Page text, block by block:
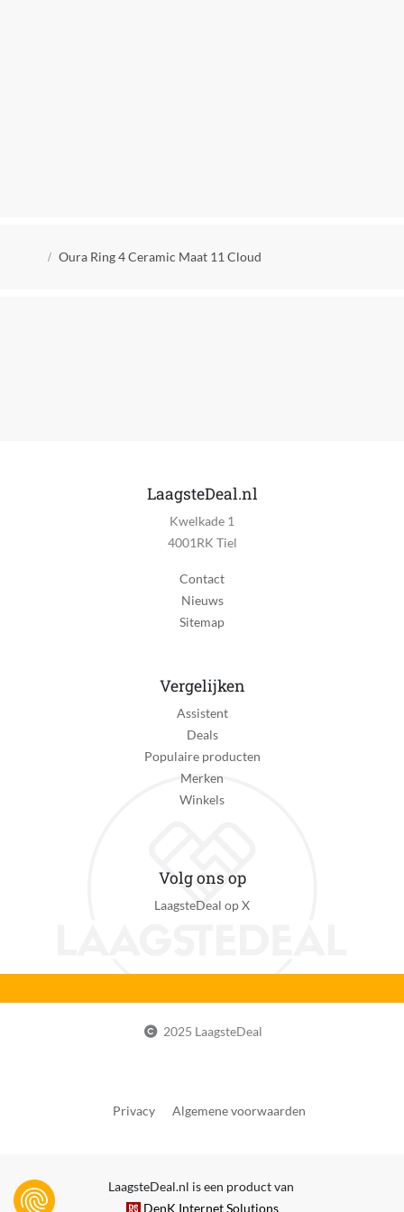
Kruimelpad
Oura Ring 4 Ceramic Maat 11 Cloud
LaagsteDeal.nl
Kwelkade 1
4001RK Tiel
Contact
Nieuws
Sitemap
Vergelijken
Assistent
Deals
Populaire producten
Merken
Winkels
Volg ons op
LaagsteDeal op X
2025 LaagsteDeal
Privacy Algemene voorwaarden
LaagsteDeal.nl is een product van
DenK Internet Solutions